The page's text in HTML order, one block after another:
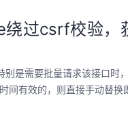
过csrf校验，
别是需要批量请求该接口时
间有效的，则直接手动替换